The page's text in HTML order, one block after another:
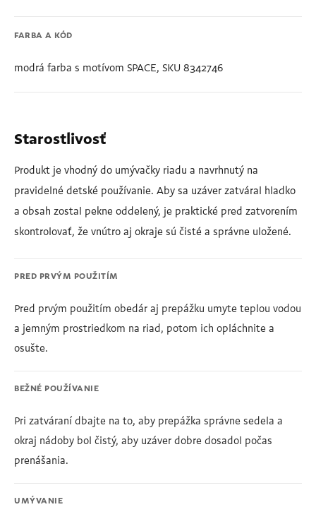
FARBA A KÓD
modrá farba s motívom SPACE, SKU 8342746
Starostlivosť
Produkt je vhodný do umývačky riadu a navrhnutý na
pravidelné detské používanie. Aby sa uzáver zatváral hladko
a obsah zostal pekne oddelený, je praktické pred zatvorením
skontrolovať, že vnútro aj okraje sú čisté a správne uložené.
PRED PRVÝM POUŽITÍM
Pred prvým použitím obedár aj prepážku umyte teplou vodou
a jemným prostriedkom na riad, potom ich opláchnite a
osušte.
BEŽNÉ POUŽÍVANIE
Pri zatváraní dbajte na to, aby prepážka správne sedela a
okraj nádoby bol čistý, aby uzáver dobre dosadol počas
prenášania.
UMÝVANIE